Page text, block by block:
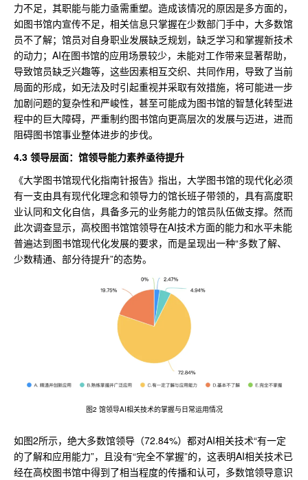
力不足，其职能与能力亟需重塑。造成该情况的原因是多方面的，
如图书馆内宣传不足，相关信息只掌握在少数部门手中，大多数馆
员不了解；馆员对自身职业发展缺乏规划，缺乏学习和掌握新技术
的动力；AI在图书馆的应用场景较少，未能对工作带来显著帮助，
导致馆员缺乏兴趣等，这些因素相互交织、共同作用，导致了当前
局面的形成，如无法及时引起重视并采取有效措施，将可能进一步
加剧问题的复杂性和严峻性，甚至可能成为图书馆的智慧化转型进
程中的巨大障碍，严重制约图书馆向更高层次的发展与迈进，进而
阻碍图书馆事业整体进步的步伐。
4.3 领导层面：馆领导能力素养亟待提升
《大学图书馆现代化指南针报告》指出，大学图书馆的现代化必须
有一支由具有现代化理念和领导力的馆长班子带领的，具有高度职
业认同和文化自信，具备多元的业务能力的馆员队伍做支撑。然而
此次调查显示，高校图书馆馆领导在AI技术方面的能力和水平未能
普遍达到图书馆现代化发展的要求，而是呈现出一种“多数了解、
少数精通、部分待提升”的态势。
图2 馆领导AI相关技术的掌握与日常运用情况
如图2所示，绝大多数馆领导（72.84%）都对AI相关技术“有一定
的了解和应用能力”，且没有“完全不掌握”的，这表明AI相关技术已
经在高校图书馆中得到了相当程度的传播和认可，多数馆领导意识